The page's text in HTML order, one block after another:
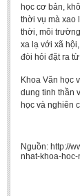
học cơ bản,
thời vụ mà xao
thời, môi
xa lạ với xã
đòi hỏi đặt ra
Khoa Văn học
dung tinh thần
học và nghiên
Nguồn: http://
nhat-khoa-hoc-